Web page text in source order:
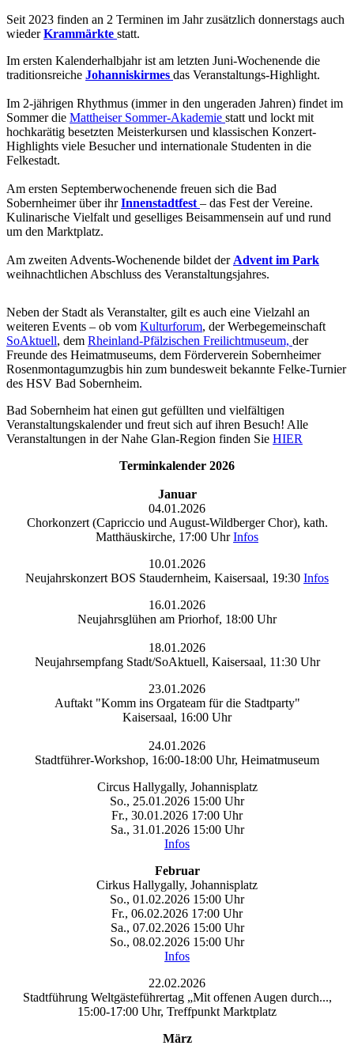
Seit 2023 finden an 2 Terminen im Jahr zusätzlich donnerstags auch
wiederKrammärkte statt.
Im ersten Kalenderhalbjahr ist am letzten Juni-Wochenende die
traditionsreiche Johanniskirmes das Veranstaltungs-Highlight.
Im 2-jährigen Rhythmus (immer in den ungeraden Jahren) findet im
Sommer die Mattheiser Sommer-Akademie statt und lockt mit
hochkarätig besetzten Meisterkursen und klassischen Konzert-
Highlights viele Besucher und internationale Studenten in die
Felkestadt.
Am ersten Septemberwochenende freuen sich die Bad
Sobernheimer über ihrInnenstadtfest – das Fest der Vereine.
Kulinarische Vielfalt und geselliges Beisammensein auf und rund
um den Marktplatz.
Am zweiten Advents-Wochenende bildet der Advent im Park
weihnachtlichen Abschluss des Veranstaltungsjahres.
Neben der Stadt als Veranstalter, gilt es auch eine Vielzahl an
weiteren Events – ob vom Kulturforum, der Werbegemeinschaft
SoAktuell, dem Rheinland-Pfälzischen Freilichtmuseum, der
Freunde des Heimatmuseums, dem Förderverein Sobernheimer
Rosenmontagumzugbis hin zum bundesweit bekannte Felke-Turnier
des HSV Bad Sobernheim.
Bad Sobernheim hat einen gut gefüllten und vielfältigen
Veranstaltungskalender und freut sich auf ihren Besuch! Alle
Veranstaltungen in der Nahe Glan-Region finden Sie HIER
Terminkalender 2026
Januar
04.01.2026
Chorkonzert (Capriccio und August-Wildberger Chor), kath.
Matthäuskirche, 17:00 UhrInfos
10.01.2026
Neujahrskonzert BOS Staudernheim, Kaisersaal, 19:30 Infos
16.01.2026
Neujahrsglühen am Priorhof, 18:00 Uhr
18.01.2026
Neujahrsempfang Stadt/SoAktuell, Kaisersaal, 11:30 Uhr
23.01.2026
Auftakt "Komm ins Orgateam für die Stadtparty"
Kaisersaal, 16:00 Uhr
24.01.2026
Stadtführer-Workshop, 16:00-18:00 Uhr, Heimatmuseum
Circus Hallygally, Johannisplatz
So., 25.01.2026 15:00 Uhr
Fr., 30.01.2026 17:00 Uhr
Sa., 31.01.2026 15:00 Uhr
Infos
Februar
Cirkus Hallygally, Johannisplatz
So., 01.02.2026 15:00 Uhr
Fr., 06.02.2026 17:00 Uhr
Sa., 07.02.2026 15:00 Uhr
So., 08.02.2026 15:00 Uhr
Infos
22.02.2026
Stadtführung Weltgästeführertag „Mit offenen Augen durch...,
15:00-17:00 Uhr, Treffpunkt Marktplatz
März